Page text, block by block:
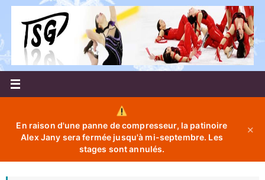
Passer
contenu
En raison d'une panne de compresseur, la patinoire
Alex Jany sera fermée jusqu'à mi-septembre. Les
stages sont annulés.
✕